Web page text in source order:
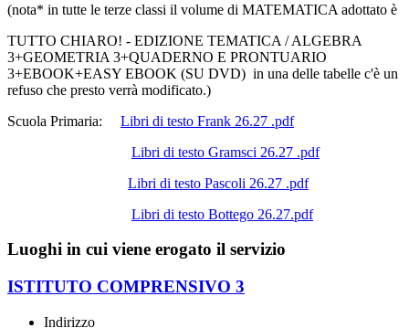
(nota* in tutte le terze classi il volume di MATEMATICA adottato è
TUTTO CHIARO! - EDIZIONE TEMATICA / ALGEBRA
3+GEOMETRIA 3+QUADERNO E PRONTUARIO
3+EBOOK+EASY EBOOK (SU DVD) in una delle tabelle c'è un
refuso che presto verrà modificato.)
Scuola Primaria: Libri di testo Frank 26.27 .pdf
Libri di testo Gramsci 26.27 .pdf
Libri di testo Pascoli 26.27 .pdf
Libri di testo Bottego 26.27.pdf
Luoghi in cui viene erogato il servizio
ISTITUTO COMPRENSIVO 3
Indirizzo